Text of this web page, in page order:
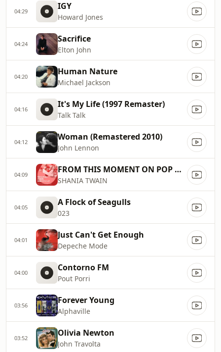
04:29 IGY
Howard Jones
04:24 Sacrifice
Elton John
04:20 Human Nature
Michael Jackson
04:16 It's My Life (1997 Remaster)
Talk Talk
04:12 Woman (Remastered 2010)
John Lennon
04:09 FROM THIS MOMENT ON POP ON
SHANIA TWAIN
04:05 A Flock of Seagulls
023
04:01 Just Can't Get Enough
Depeche Mode
04:00 Contorno FM
Pout Porri
03:56 Forever Young
Alphaville
03:52 Olivia Newton
John Travolta